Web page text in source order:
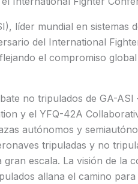
líder mundial en sistemas
del International
el compromiso
no tripulados de GA-
y el YFQ-42A
autónomos y
tripuladas y no
escala. La visión de la
allana el camino